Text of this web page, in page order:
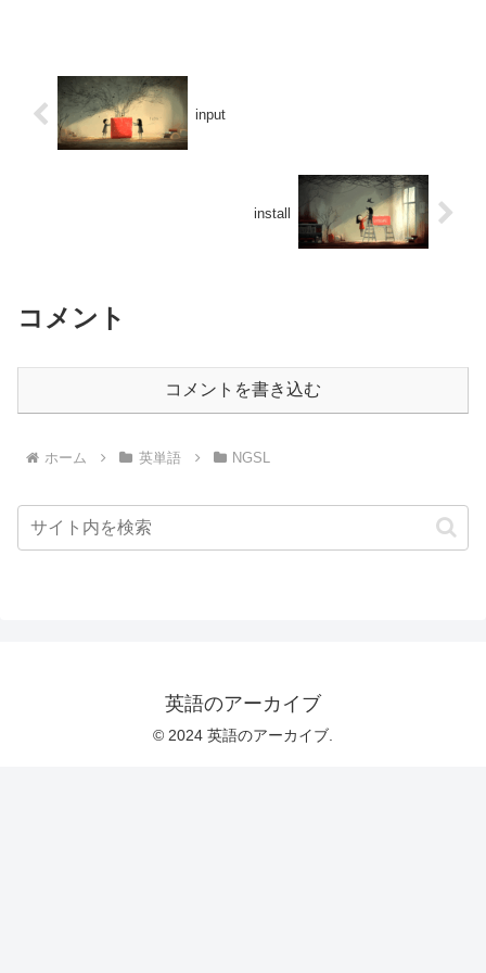
input
install
コメント
コメントを書き込む
ホーム 英単語 NGSL
英語のアーカイブ
© 2024 英語のアーカイブ.